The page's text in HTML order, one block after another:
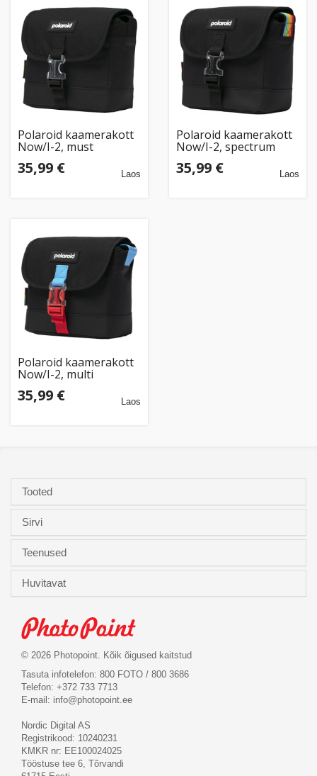
Polaroid kaamerakott
Now/I-2, must
35,99 € Laos
Polaroid kaamerakott
Now/I-2, spectrum
35,99 € Laos
Polaroid kaamerakott
Now/I-2, multi
35,99 € Laos
Tooted
Sirvi
Teenused
Huvitavat
© 2026 Photopoint. Kõik õigused kaitstud
Tasuta infotelefon: 800 FOTO / 800 3686
Telefon: +372 733 7713
E-mail: info@photopoint.ee
Nordic Digital AS
Registrikood: 10240231
KMKR nr: EE100024025
Tööstuse tee 6, Tõrvandi